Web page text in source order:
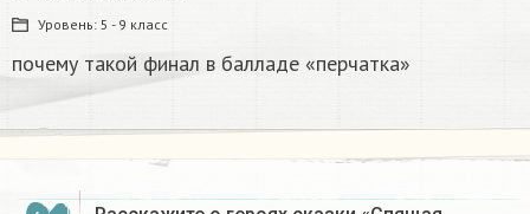
Уровень: 5 - 9 класс
почему такой финал в балладе «перчатка»​